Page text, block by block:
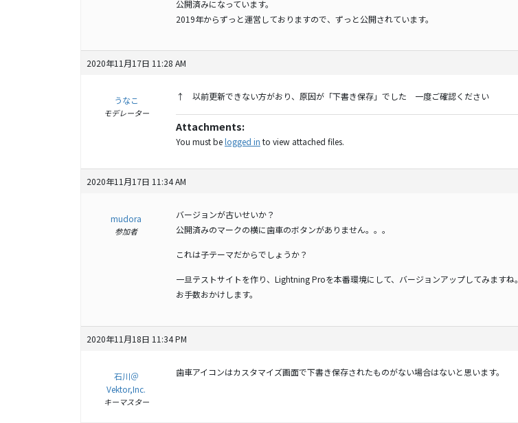
公開済みになっています。
2019年からずっと運営しておりますので、ずっと公開されています。
2020年11月17日 11:28 AM
うなこ
モデレーター
↑ 以前更新できない方がおり、原因が「下書き保存」でした 一度ご確認ください
Attachments:
You must belogged in to view attached files.
2020年11月17日 11:34 AM
mudora
参加者
バージョンが古いせいか？
公開済みのマークの横に歯車のボタンがありません。。。
これは子テーマだからでしょうか？
一旦テストサイトを作り、Lightning Proを本番環境にして、バージョンアップしてみますね。
お手数おかけします。
2020年11月18日 11:34 PM
石川＠
Vektor,Inc.
キーマスター
歯車アイコンはカスタマイズ画面で下書き保存されたものがない場合はないと思います。